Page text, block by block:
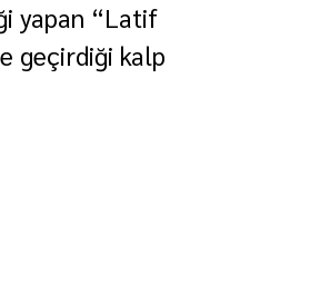
yapan “Latif
geçirdiği kalp